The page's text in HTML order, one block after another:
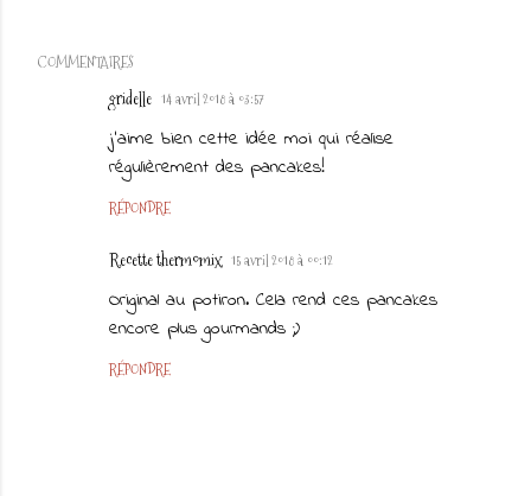
COMMENTAIRES
gridelle 14 avril 2018 à 03:57
j'aime bien cette idée moi qui réalise
régulièrement des pancakes!
RÉPONDRE
Recette thermomix 15 avril 2018 à 00:12
Original au potiron. Cela rend ces pancakes
encore plus gourmands ;)
RÉPONDRE